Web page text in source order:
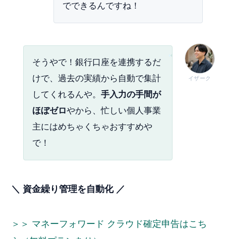
でできるんですね！
イザーク
そうやで！銀行口座を連携するだ
けで、過去の実績から自動で集計
してくれるんや。手入力の手間が
ほぼゼロやから、忙しい個人事業
主にはめちゃくちゃおすすめや
で！
＼ 資金繰り管理を自動化 ／
＞＞ マネーフォワード クラウド確定申告はこち